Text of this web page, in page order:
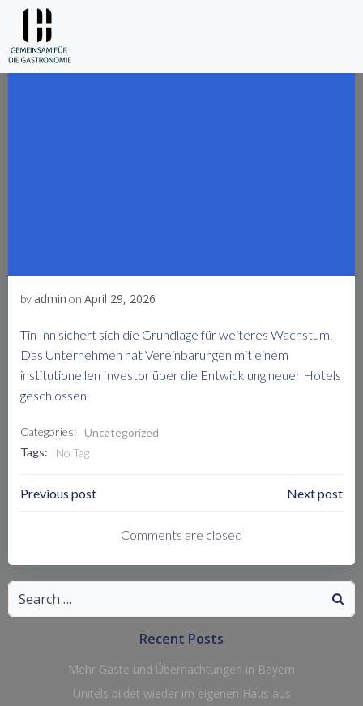
by admin on April 29, 2026
Tin Inn sichert sich die Grundlage für weiteres Wachstum.
Das Unternehmen hat Vereinbarungen mit einem
institutionellen Investor über die Entwicklung neuer Hotels
geschlossen.
Categories: Uncategorized
Tags:
No Tag
Post
Navigation
Previous post
Navigation
Next post
Comments are closed
Search
for:
Recent Posts
Mehr Gäste und Übernachtungen in Bayern
Unitels bildet wieder im eigenen Haus aus